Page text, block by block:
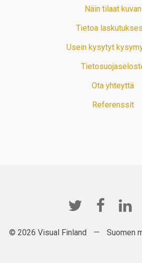
Näin tilaat kuvan
Tietoa
Usein kysytyt
Ota yhteyttä
Referenssit
© 2026 Visual Finland — Suomen